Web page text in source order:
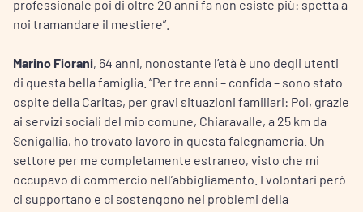
professionale poi di oltre 20 anni fa non esiste più: spetta a
noi tramandare il mestiere”.
Marino Fiorani, 64 anni, nonostante l’età è uno degli utenti
di questa bella famiglia. “Per tre anni – confida – sono stato
ospite della Caritas, per gravi situazioni familiari: Poi, grazie
ai servizi sociali del mio comune, Chiaravalle, a 25 km da
Senigallia, ho trovato lavoro in questa falegnameria. Un
settore per me completamente estraneo, visto che mi
occupavo di commercio nell’abbigliamento. I volontari però
ci supportano e ci sostengono nei problemi della